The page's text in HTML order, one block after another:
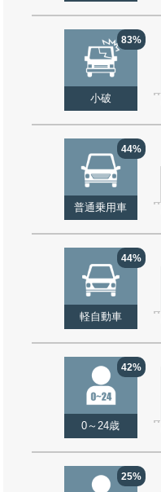
83%
小破
44%
普通乗用車
44%
軽自動車
42%
0～24歳
25%